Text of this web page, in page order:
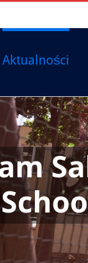
Aktualności